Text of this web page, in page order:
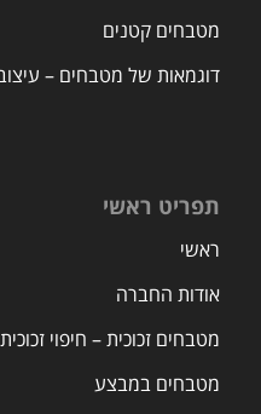
מטבחים קטנים
דוגמאות של מטבחים –
תפריט ראשי
ראשי
אודות החברה
מטבחים זכוכית – חיפוי
מטבחים במבצע